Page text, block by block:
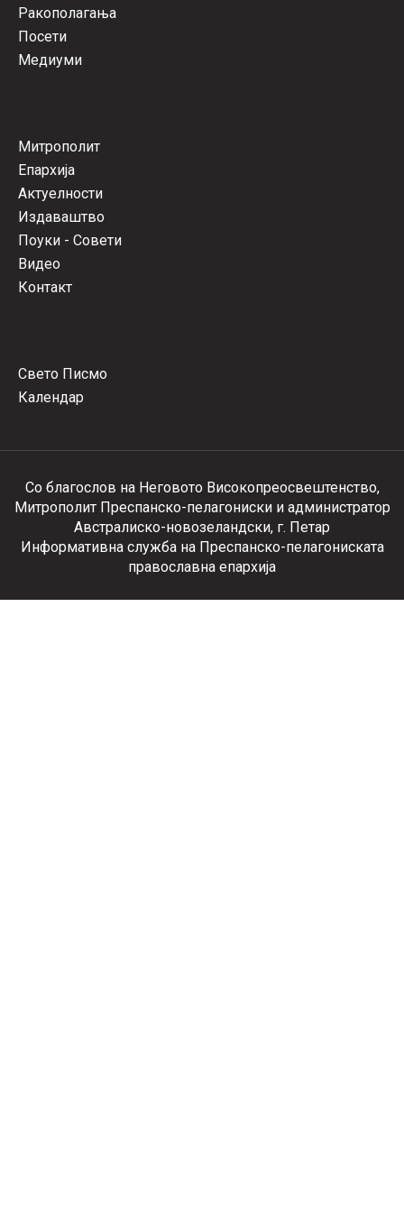
Ракополагања
Посети
Медиуми
Митрополит
Епархија
Актуелности
Издаваштво
Поуки - Совети
Видео
Контакт
Свето Писмо
Календар
Со благослов на Неговото Високопреосвештенство,
Митрополит Преспанско-пелагониски и администратор
Австралиско-новозеландски, г. Петар
Информативна служба на Преспанско-пелагониската
православна епархија